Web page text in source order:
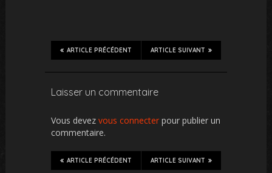
ARTICLE SUIVANT
ARTICLE PRÉCÉDENT
Laisser un commentaire
Vous devez vous connecter pour publier un
commentaire.
ARTICLE SUIVANT
ARTICLE PRÉCÉDENT